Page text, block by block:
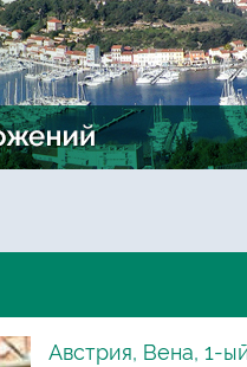
Австрия, Вена, 1-